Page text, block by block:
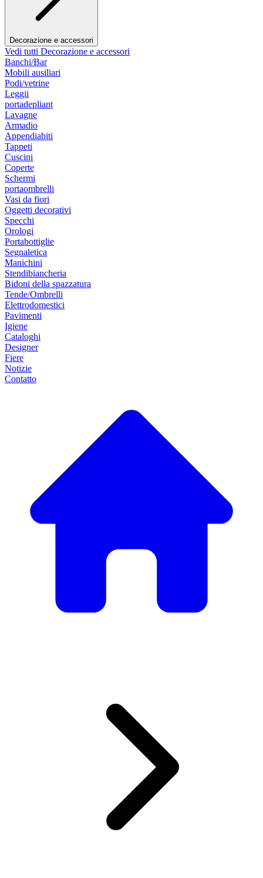
Decorazione e accessori
Vedi tutti Decorazione e accessori
Banchi/Bar
Mobili ausiliari
Podi/vetrine
Leggii
portadepliant
Lavagne
Armadio
Appendiabiti
Tappeti
Cuscini
Coperte
Schermi
portaombrelli
Vasi da fiori
Oggetti decorativi
Specchi
Orologi
Portabottiglie
Segnaletica
Manichini
Stendibiancheria
Bidoni della spazzatura
Tende/Ombrelli
Elettrodomestici
Pavimenti
Igiene
Cataloghi
Designer
Fiere
Notizie
Contatto